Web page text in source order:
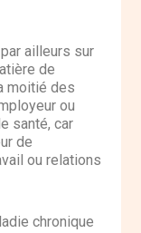
ailleurs sur
de
moitié des
ou
santé, car
de
ou relations
chronique